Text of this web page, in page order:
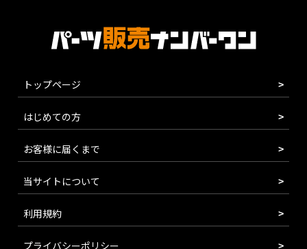
トップページ
はじめての方
お客様に届くまで
当サイトについて
利用規約
プライバシーポリシー